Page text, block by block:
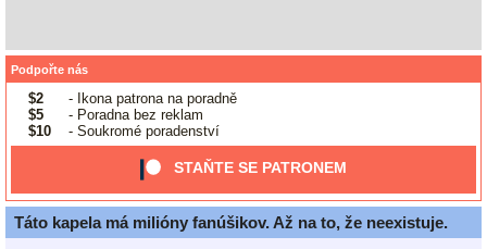
Podpořte nás
$2
- Ikona patrona na poradně
$5
- Poradna bez reklam
$10
- Soukromé poradenství
STAŇTE SE PATRONEM
Táto kapela má milióny fanúšikov. Až na to, že neexistuje.